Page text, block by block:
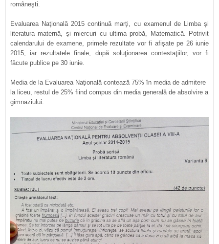
româneşti.
Evaluarea Naţională 2015 continuă marţi, cu examenul de Limba şi
literatura maternă, şi miercuri cu ultima probă, Matematică. Potrivit
calendarului de examene, primele rezultate vor fi afişate pe 26 iunie
2015, iar rezultatele finale, după soluţionarea contestaţiilor, vor fi
făcute publice pe 30 iunie.
Media de la Evaluarea Naţională contează 75% în media de admitere
la liceu, restul de 25% fiind compus din media generală de absolvire a
gimnaziului.